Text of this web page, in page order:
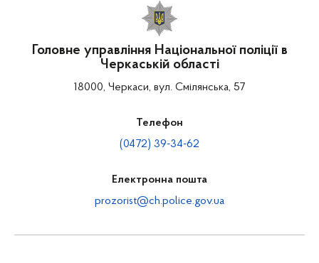
Головне управління Національної поліції в
Черкаській області
18000, Черкаси, вул. Смілянська, 57
Телефон
(0472) 39-34-62
Електронна пошта
prozorist@ch.police.gov.ua